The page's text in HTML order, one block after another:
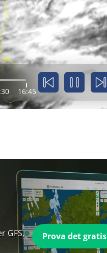
16:45
GFS,
Prova det gratis